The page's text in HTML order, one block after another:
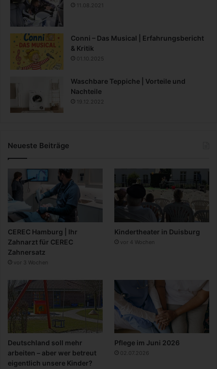
11.08.2021
Conni – Das Musical | Erfahrungsbericht
& Kritik
01.10.2025
Waschbare Teppiche | Vorteile und
Nachteile
19.12.2022
Neueste Beiträge
CEREC Hamburg | Ihr
Zahnarzt für CEREC
Zahnersatz
vor 3 Wochen
Kindertheater in Duisburg
vor 4 Wochen
Deutschland soll mehr
arbeiten – aber wer betreut
eigentlich unsere Kinder?
Pflege im Juni 2026
02.07.2026